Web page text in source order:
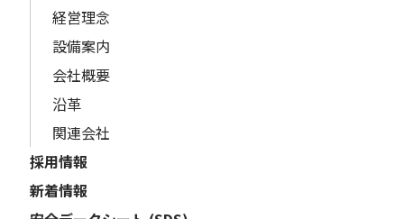
経営理念
設備案内
会社概要
沿革
関連会社
採用情報
新着情報